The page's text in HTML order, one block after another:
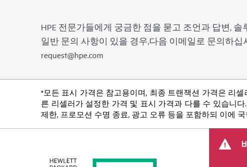
HPE 전문가들에게 궁금한 점을 묻고 조언과 답변,
일반 문의 사항이 있을 경우,다음 이메일로 문의하십
request@hpe.com
*모든 표시 가격은 참고용이며, 최종 트랜잭션 가격은 리
른 리셀러가 설정한 가격 및 표시 가격과 다를 수 있습니
제한, 프로모션 수명 종료, 광고 오류 등을 포함하되 이에